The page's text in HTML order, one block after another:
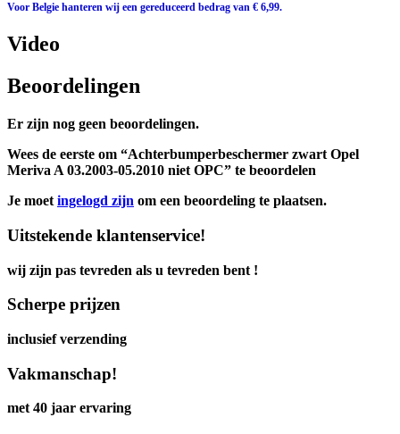
Voor Belgie hanteren wij een gereduceerd bedrag van € 6,99.
Video
Beoordelingen
Er zijn nog geen beoordelingen.
Wees de eerste om “Achterbumperbeschermer zwart Opel
Meriva A 03.2003-05.2010 niet OPC” te beoordelen
Je moet ingelogd zijn om een beoordeling te plaatsen.
Uitstekende klantenservice!
wij zijn pas tevreden als u tevreden bent !
Scherpe prijzen
inclusief verzending
Vakmanschap!
met 40 jaar ervaring